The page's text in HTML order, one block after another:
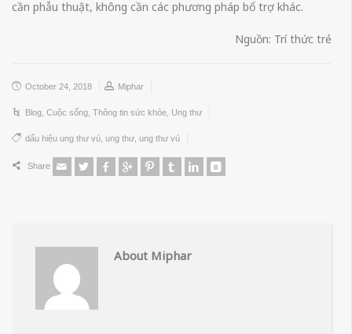
cần phẫu thuật, không cần các phương pháp bổ trợ khác.
Nguồn: Trí thức trẻ
October 24, 2018 Miphar
Blog Cuộc sống Thông tin sức khỏe Ung thư
dấu hiệu ung thư vú ung thư ung thư vú
Share
About Miphar